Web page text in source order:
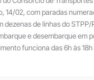
14/02, com paradas
dezenas de linhas do STPP/
e desembarque em
funciona das 6h às 18h